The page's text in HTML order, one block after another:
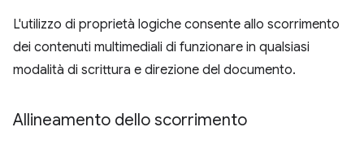
L'utilizzo di proprietà logiche consente allo scorrimento
dei contenuti multimediali di funzionare in qualsiasi
modalità di scrittura e direzione del documento.
Allineamento dello scorrimento